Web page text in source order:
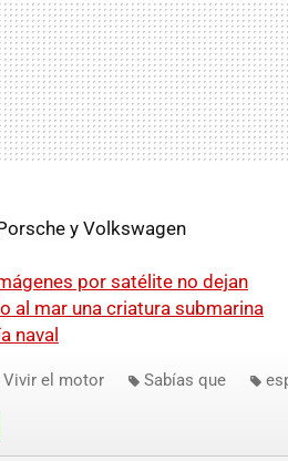
y Volkswagen
por satélite no dejan
al mar una criatura submarina
naval
Vivir el motor Sabías que